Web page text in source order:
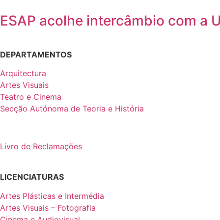
ESAP acolhe intercâmbio com a
DEPARTAMENTOS
Arquitectura
Artes Visuais
Teatro e Cinema
Secção Autónoma de Teoria e História
Livro de Reclamações
LICENCIATURAS
Artes Plásticas e Intermédia
Artes Visuais – Fotografia